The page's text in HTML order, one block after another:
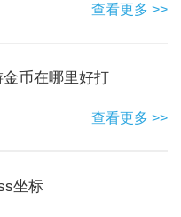
查看更多 >>
币在哪里好打
查看更多 >>
坐标